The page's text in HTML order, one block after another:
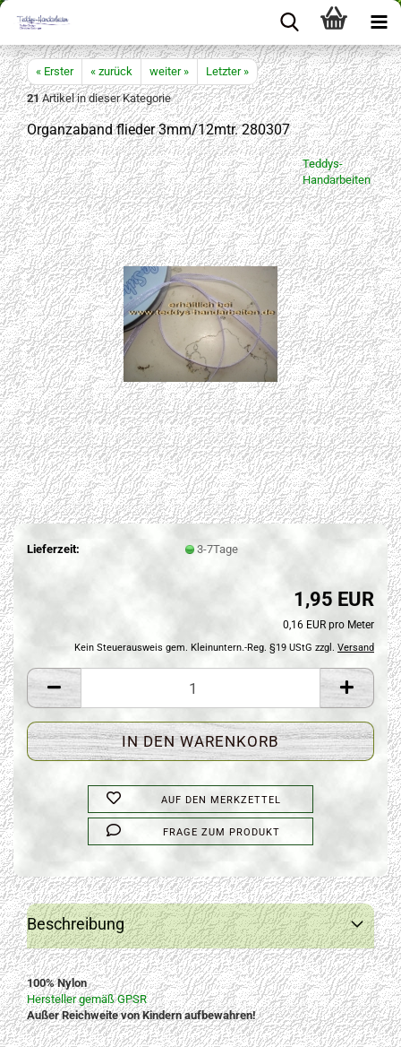
« Erster « zurück weiter »
Letzter »
21Artikel in dieser Kategorie
Organzaband flieder 3mm/12mtr. 280307
Teddys-
Handarbeiten
Lieferzeit: 3-7Tage
1,95 EUR
0,16 EUR pro Meter
Kein Steuerausweis gem. Kleinuntern.-Reg. §19 UStG zzgl. Versand
AUF DEN MERKZETTEL
FRAGE ZUM PRODUKT
Beschreibung
100% Nylon
Hersteller gemäß GPSR
Außer Reichweite von Kindern aufbewahren!